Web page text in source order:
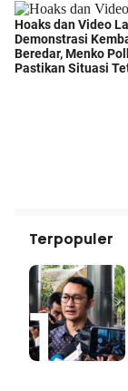
Terpopuler